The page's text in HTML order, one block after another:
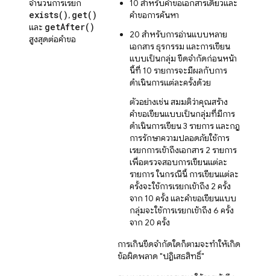
จำนวนการเรียก
exists( ), get( )
และ getAfter( )
สูงสุดต่อคำขอ
10 สำหรับคำขอเอกสารเดียวและ
คำขอการค้นหา
20 สำหรับการอ่านแบบหลาย
เอกสาร ธุรกรรม และการเขียน
แบบเป็นกลุ่ม ขีดจำกัดก่อนหน้า
นี้ที่ 10 รายการจะมีผลกับการ
ดำเนินการแต่ละครั้งด้วย
ตัวอย่างเช่น สมมติว่าคุณสร้าง
คำขอเขียนแบบเป็นกลุ่มที่มีการ
ดำเนินการเขียน 3 รายการ และกฎ
การรักษาความปลอดภัยใช้การ
เรียกการเข้าถึงเอกสาร 2 รายการ
เพื่อตรวจสอบการเขียนแต่ละ
รายการ ในกรณีนี้ การเขียนแต่ละ
ครั้งจะใช้การเรียกเข้าถึง 2 ครั้ง
จาก 10 ครั้ง และคำขอเขียนแบบ
กลุ่มจะใช้การเรียกเข้าถึง 6 ครั้ง
จาก 20 ครั้ง
การเกินขีดจำกัดใดก็ตามจะทำให้เกิด
ข้อผิดพลาด "ปฏิเสธสิทธิ์"